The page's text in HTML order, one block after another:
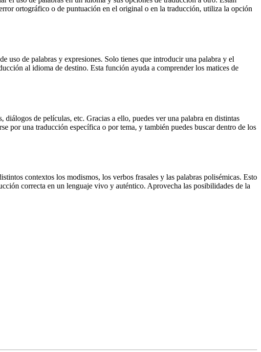
ortográfico o de puntuación en el original o en la traducción, utiliza la opción
uso de palabras y expresiones. Solo tienes que introducir una palabra y el
al idioma de destino. Esta función ayuda a comprender los matices de
de películas, etc. Gracias a ello, puedes ver una palabra en distintas
por una traducción específica o por tema, y también puedes buscar dentro de los
contextos los modismos, los verbos frasales y las palabras polisémicas. Esto
correcta en un lenguaje vivo y auténtico. Aprovecha las posibilidades de la